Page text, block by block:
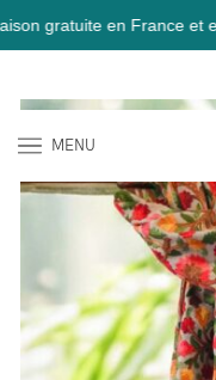
en France et en
MENU